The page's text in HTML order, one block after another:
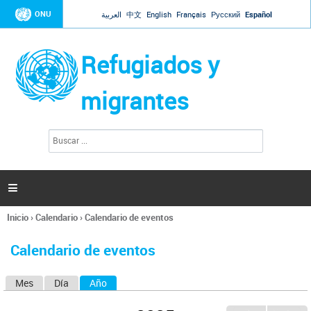
Jump to navigation
ONU العربية 中文 English Français Русский Español
Refugiados y
migrantes
l
s

Se
usted
Inicio›Calendario›Calendario de eventos
Calendario de eventos
Mes Día Año